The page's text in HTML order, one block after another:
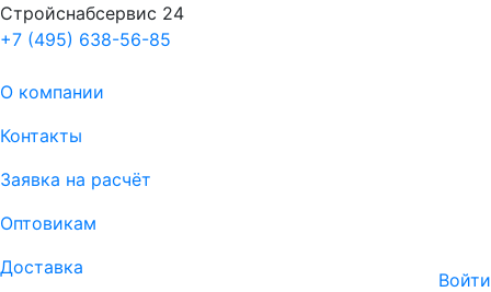
Стройснабсервис 24
+7 (495) 638-56-85
О компании
Контакты
Заявка на расчёт
Оптовикам
Доставка
Войти